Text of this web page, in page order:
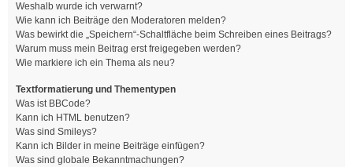
Weshalb wurde ich verwarnt?
Wie kann ich Beiträge den Moderatoren melden?
Was bewirkt die „Speichern“-Schaltfläche beim Schreiben eines Beitrags?
Warum muss mein Beitrag erst freigegeben werden?
Wie markiere ich ein Thema als neu?
Textformatierung und Thementypen
Was ist BBCode?
Kann ich HTML benutzen?
Was sind Smileys?
Kann ich Bilder in meine Beiträge einfügen?
Was sind globale Bekanntmachungen?